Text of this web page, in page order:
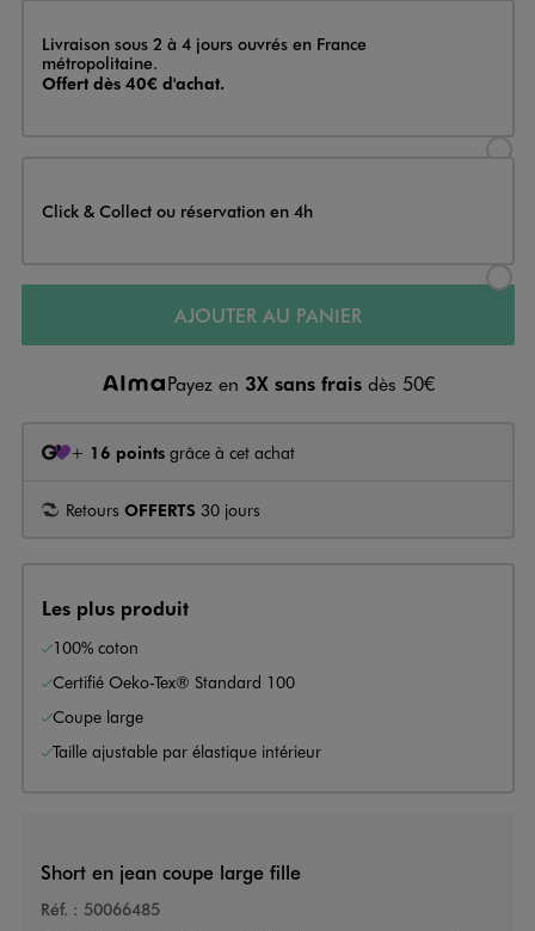
Livraison
Livraison sous 2 à 4 jours ouvrés en France
métropolitaine.
Offert dès 40€ d'achat.
Click & Collect ou réservation en 4h
AJOUTER AU PANIER
Payez en 3X sans frais dès 50€
+ 16 points grâce à cet achat
Retours OFFERTS 30 jours
Les plus produit
100% coton
Certifié Oeko-Tex® Standard 100
Coupe large
Taille ajustable par élastique intérieur
Short en jean coupe large fille
Réf. : 50066485